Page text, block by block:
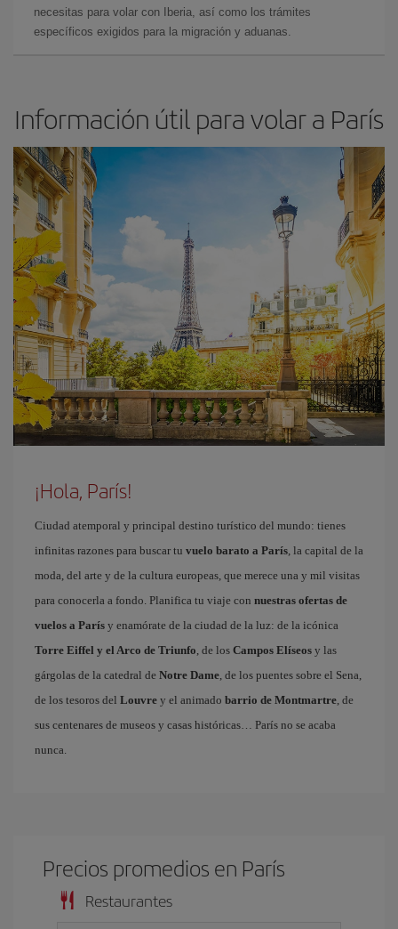
necesitas para volar con Iberia, así como los trámites
específicos exigidos para la migración y aduanas.
Información útil para volar a París
¡Hola, París!
Ciudad atemporal y principal destino turístico del mundo: tienes
infinitas razones para buscar tu vuelo barato a París, la capital de la
moda, del arte y de la cultura europeas, que merece una y mil visitas
para conocerla a fondo. Planifica tu viaje con nuestras ofertas de
vuelos a París y enamórate de la ciudad de la luz: de la icónica
Torre Eiffel y el Arco de Triunfo, de los Campos Elíseos y las
gárgolas de la catedral de Notre Dame, de los puentes sobre el Sena,
de los tesoros del Louvre y el animado barrio de Montmartre, de
sus centenares de museos y casas históricas… París no se acaba
nunca.
Precios promedios en París
Restaurantes